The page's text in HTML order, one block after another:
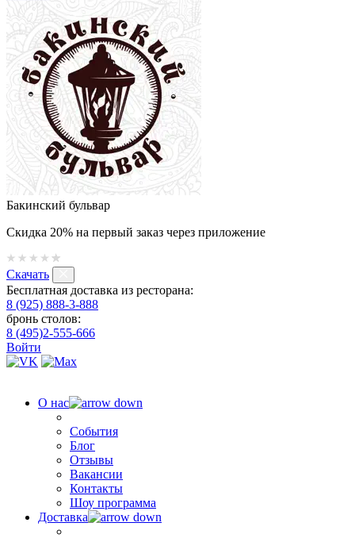
Бакинский бульвар
Скидка 20% на первый заказ через приложение
Скачать
Бесплатная доставка из ресторана:
8 (925) 888-3-888
бронь столов:
8 (495)2-555-666
Войти
О нас
События
Блог
Отзывы
Вакансии
Контакты
Шоу программа
Доставка